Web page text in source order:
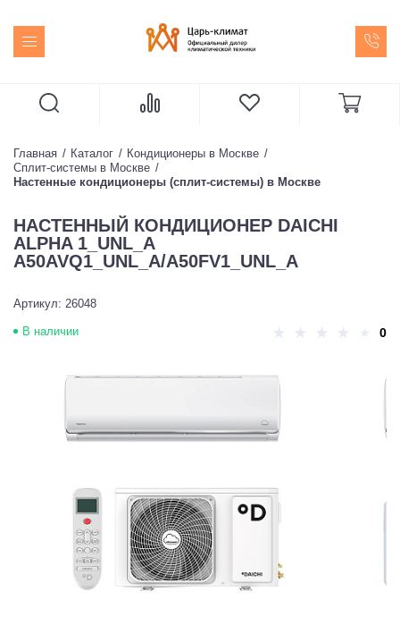
Главная Каталог
Кондиционеры в Москве
Сплит-системы в Москве
Настенные кондиционеры (сплит-системы) в Москве
НАСТЕННЫЙ КОНДИЦИОНЕР DAICHI
ALPHA 1_UNL_A
A50AVQ1_UNL_A/A50FV1_UNL_A
Артикул: 26048
В наличии 0